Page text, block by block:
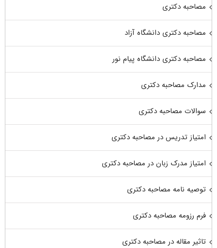
مصاحبه دکتری
مصاحبه دکتری دانشگاه آزاد
مصاحبه دکتری دانشگاه پیام نور
مدارک مصاحبه دکتری
سوالات مصاحبه دکتری
امتیاز تدریس در مصاحبه دکتری
امتیاز مدرک زبان در مصاحبه دکتری
توصیه نامه مصاحبه دکتری
فرم رزومه مصاحبه دکتری
تاثیر مقاله در مصاحبه دکتری